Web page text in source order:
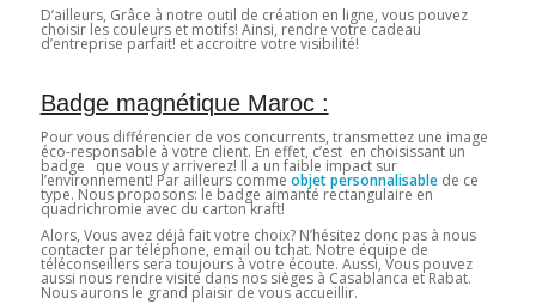
D’ailleurs, Grâce à notre outil de création en ligne, vous pouvez
choisir les couleurs et motifs! Ainsi, rendre votre cadeau
d’entreprise parfait! et accroitre votre visibilité!
Badge magnétique Maroc :
Pour vous différencier de vos concurrents, transmettez une image
éco-responsable à votre client. En effet, c’est en choisissant un
badge que vous y arriverez! Il a un faible impact sur
l’environnement! Par ailleurs comme objet personnalisablede ce
type. Nous proposons: le badge aimanté rectangulaire en
quadrichromie avec du carton kraft!
Alors, Vous avez déjà fait votre choix? N’hésitez donc pas à nous
contacter par téléphone, email ou tchat. Notre équipe de
téléconseillers sera toujours à votre écoute. Aussi, Vous pouvez
aussi nous rendre visite dans nos sièges à Casablanca et Rabat.
Nous aurons le grand plaisir de vous accueillir.